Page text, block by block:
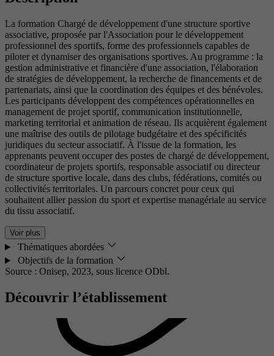
La formation Chargé de développement d'une structure sportive
associative, proposée par l'Association pour le développement
professionnel des sportifs, forme des professionnels capables de
piloter et dynamiser des organisations sportives. Au programme : la
gestion administrative et financière d'une association, l'élaboration
de stratégies de développement, la recherche de financements et de
partenariats, ainsi que la coordination des équipes et des bénévoles.
Les participants développent des compétences opérationnelles en
management de projet sportif, communication institutionnelle,
marketing territorial et animation de réseau. Ils acquièrent également
une maîtrise des outils de pilotage budgétaire et des spécificités
juridiques du secteur associatif. À l'issue de la formation, les
apprenants peuvent occuper des postes de chargé de développement,
coordinateur de projets sportifs, responsable associatif ou directeur
de structure sportive locale, dans des clubs, fédérations, comités ou
collectivités territoriales. Un parcours concret pour ceux qui
souhaitent allier passion du sport et expertise managériale au service
du tissu associatif.
Voir plus
Thématiques abordées
Objectifs de la formation
Source : Onisep, 2023, sous licence ODbl.
Découvrir l’établissement